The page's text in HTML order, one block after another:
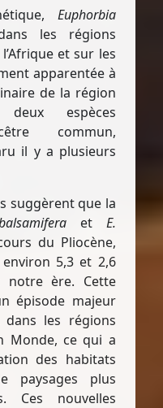
Euphorbia
les régions
et sur les
apparentée à
de la région
deux espèces
commun,
il y a plusieurs
suggèrent que la
et E.
du Pliocène,
5,3 et 2,6
notre ère. Cette
épisode majeur
dans les régions
Monde, ce qui a
des habitats
paysages plus
Ces nouvelles